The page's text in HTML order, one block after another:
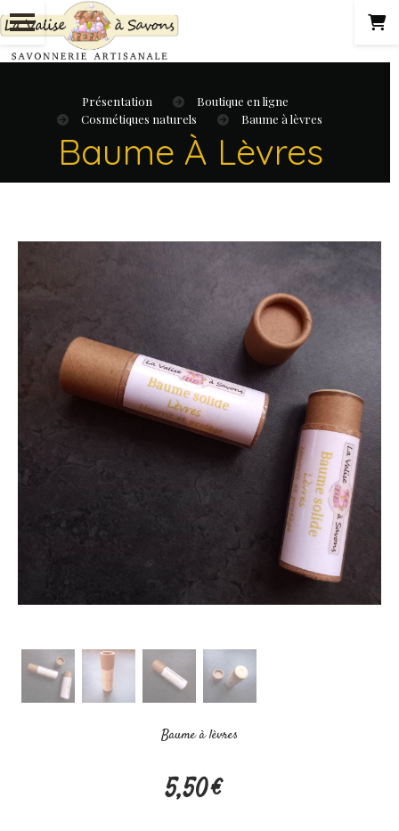
Présentation
Boutique en ligne
Cosmétiques naturels
Baume à lèvres
Baume À Lèvres
Baume à lèvres
5,50€